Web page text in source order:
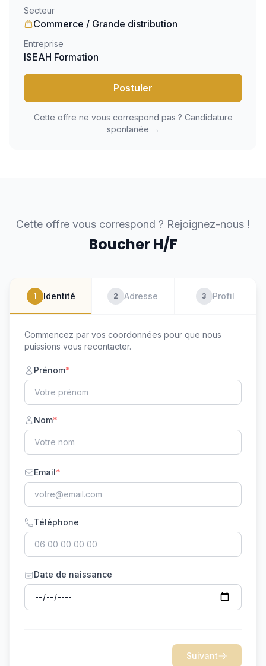
Secteur
Commerce / Grande distribution
Entreprise
ISEAH Formation
Postuler
Cette offre ne vous correspond pas ? Candidature
spontanée →
Cette offre vous correspond ? Rejoignez-nous !
Boucher H/F
1 Identité 2 Adresse 3 Profil
Commencez par vos coordonnées pour que nous
puissions vous recontacter.
Prénom*
Nom*
Email*
Téléphone
Date de naissance
Suivant